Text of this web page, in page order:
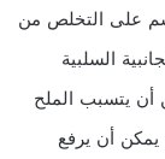
على التخلص من
السلبية
أن يتسبب الملح
أن يرفع